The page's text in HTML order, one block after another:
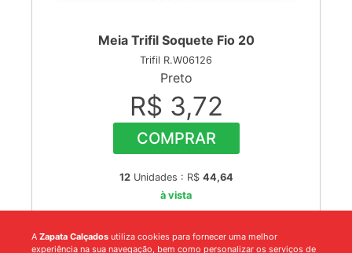
Meia Trifil Soquete Fio 20
Trifil R.W06126
Preto
R$ 3,72
COMPRAR
12Unidades : R$ 44,64
à vista
A Zapata Calçados utiliza cookies para fornecer uma melhor
experiência na sua navegação, bem como personalizar os serviços de